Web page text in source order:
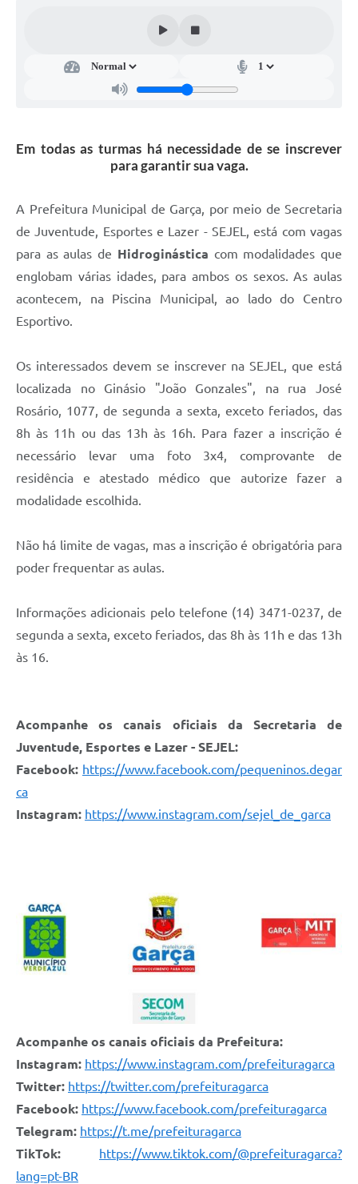
CENTRAL DE ATENDIMENTO
Cultura
Consulta Pública Eletrônica Lei de Diretrizes Orçamentárias -
Credenciamento Feirantes
Concursos
Junta de Serviço Militar
NFSE
Em todas as turmas há necessidade de se inscrever
para garantir sua vaga.
A Prefeitura Municipal de Garça, por meio de Secretaria
de Juventude, Esportes e Lazer - SEJEL, está com vagas
para as aulas de Hidroginástica com modalidades que
englobam várias idades, para ambos os sexos. As aulas
acontecem, na Piscina Municipal, ao lado do Centro
Esportivo.
Os interessados devem se inscrever na SEJEL, que está
localizada no Ginásio "João Gonzales", na rua José
Rosário, 1077, de segunda a sexta, exceto feriados, das
8h às 11h ou das 13h às 16h. Para fazer a inscrição é
necessário levar uma foto 3x4, comprovante de
residência e atestado médico que autorize fazer a
modalidade escolhida.
Não há limite de vagas, mas a inscrição é obrigatória para
poder frequentar as aulas.
Informações adicionais pelo telefone (14) 3471-0237, de
segunda a sexta, exceto feriados, das 8h às 11h e das 13h
às 16.
Acompanhe os canais oficiais da Secretaria de
Juventude, Esportes e Lazer - SEJEL:
Facebook: https://www.facebook.com/pequeninos.degar
ca
Instagram: https://www.instagram.com/sejel_de_garca
Acompanhe os canais oficiais da Prefeitura:
Instagram: https://www.instagram.com/prefeituragarca
Twitter: https://twitter.com/prefeituragarca
Facebook: https://www.facebook.com/prefeituragarca
Telegram: https://t.me/prefeituragarca
TikTok: https://www.tiktok.com/@prefeituragarca?
lang=pt-BR